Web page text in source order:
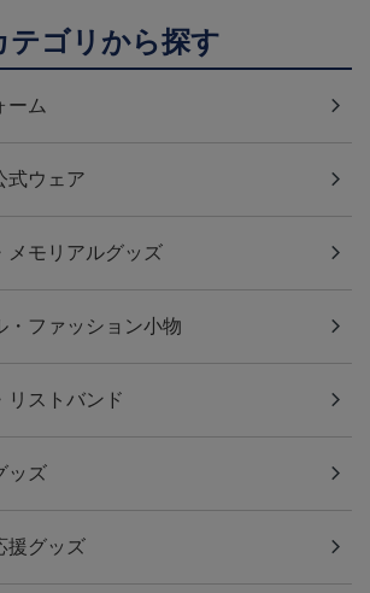
テゴリから探す
ーム
式ウェア
メモリアルグッズ
・ファッション小物
リストバンド
ッズ
援グッズ